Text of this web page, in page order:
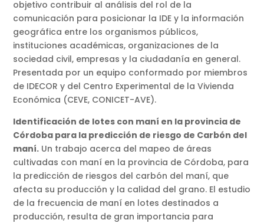
objetivo contribuir al análisis del rol de la
comunicación para posicionar la IDE y la información
geográfica entre los organismos públicos,
instituciones académicas, organizaciones de la
sociedad civil, empresas y la ciudadanía en general.
Presentada por un equipo conformado por miembros
de IDECOR y del Centro Experimental de la Vivienda
Económica (CEVE, CONICET-AVE).
Identificación de lotes con maní en la provincia de
Córdoba para la predicción de riesgo de Carbón del
maní. Un trabajo acerca del mapeo de áreas
cultivadas con maní en la provincia de Córdoba, para
la predicción de riesgos del carbón del maní, que
afecta su producción y la calidad del grano. El estudio
de la frecuencia de maní en lotes destinados a
producción, resulta de gran importancia para